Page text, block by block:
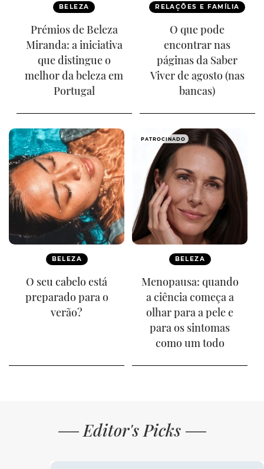
BELEZA
Prémios de Beleza
Miranda: a iniciativa
que distingue o
melhor da beleza em
Portugal
RELAÇÕES E FAMÍLIA
O que pode
encontrar nas
páginas da Saber
Viver de agosto (nas
bancas)
BELEZA
O seu cabelo está
preparado para o
verão?
PATROCINADO
BELEZA
Menopausa: quando
a ciência começa a
olhar para a pele e
para os sintomas
como um todo
Editor's Picks